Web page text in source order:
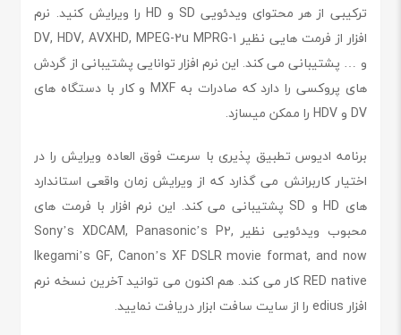
ترکیبی از هر محتوای ویدئویی SD و HD را ویرایش کنید. نرم
افزار از فرمت هایی نظیر DV, HDV, AVXHD, MPEG-2u MPRG-1
و … پشتیبانی می کند. این نرم افزار توانایی پشتیبانی از گردش
های پروکسی را دارد که صادرات به MXF و کار با دستگاه های
DV و HDV را ممکن میسازد.
برنامه ادیوس تطبیق پذیری با سرعت فوق العاده ویرایش را در
اختیار کاربرانش می گذارد که از ویرایش زمان واقعی استاندارد
های HD و SD پشتیبانی می کند. این نرم افزار با فرمت های
محبوب ویدئویی نظیر Sony’s XDCAM, Panasonic’s P2,
Ikegami’s GF, Canon’s XF DSLR movie format, and now
RED native کار می کند. هم اکنون می توانید آخرین نسخه نرم
افزار edius را از سایت سافت ابزار دریافت نمایید.